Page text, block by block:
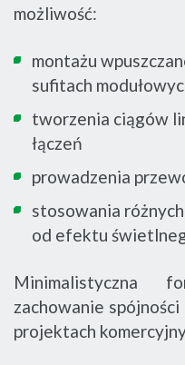
możliwość:
montażu
sufitach
tworzenia ciągów
łączeń
prowadzenia
stosowania
od efektu
Minimalistyczna
zachowanie
projektach